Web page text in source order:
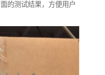
的测试结果，方便用户